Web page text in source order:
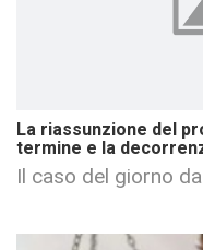
La riassunzione del
termine e la
Il caso del giorno